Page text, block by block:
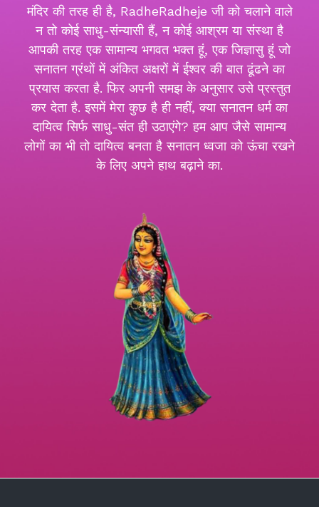
मंदिर की तरह ही है, RadheRadheje जी को चलाने वाले
न तो कोई साधु-संन्यासी हैं, न कोई आश्रम या संस्था है
आपकी तरह एक सामान्य भगवत भक्त हूं, एक जिज्ञासु हूं जो
सनातन ग्रंथों में अंकित अक्षरों में ईश्वर की बात ढूंढने का
प्रयास करता है. फिर अपनी समझ के अनुसार उसे प्रस्तुत
कर देता है. इसमें मेरा कुछ है ही नहीं, क्या सनातन धर्म का
दायित्व सिर्फ साधु-संत ही उठाएंगे? हम आप जैसे सामान्य
लोगों का भी तो दायित्व बनता है सनातन ध्वजा को ऊंचा रखने
के लिए अपने हाथ बढ़ाने का.